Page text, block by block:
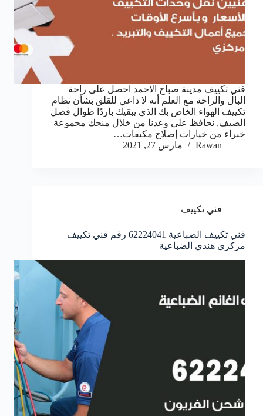
فني تكييف مدينة صباح الاحمد احصل على راحة
البال والراحة مع العلم أنه لا داعي للقلق بشأن نظام
تكييف الهواء الخاص بك الذي يبقيك باردًا طوال فصل
الصيف, نحافظ على وعدنا من خلال منحك مجموعة
خبراء من خيارات إصلاح مكيفات…
Rawan
مارس 27, 2021
فني تكييف
فني تكييف الضباعية 62224041 رقم فني تكييف
مركزي هندي الضباعية